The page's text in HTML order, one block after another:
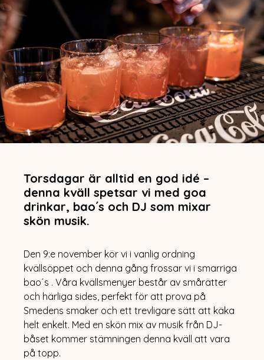
LUNCH
MENY
VÅRA RESTAURANGER
FUGAZI
HAN BAO HON BAO
WAY CUP
WURST CASE SCENARIO
Torsdagar är alltid en god idé –
denna kväll spetsar vi med goa
drinkar, bao´s och DJ som mixar
skön musik.
Den 9:e november kör vi i vanlig ordning
kvällsöppet och denna gång frossar vi i smarriga
bao´s . Våra kvällsmenyer består av smårätter
och härliga sides, perfekt för att prova på
Smedens smaker och ett trevligare sätt att käka
helt enkelt. Med en skön mix av musik från DJ-
båset kommer stämningen denna kväll att vara
på topp.